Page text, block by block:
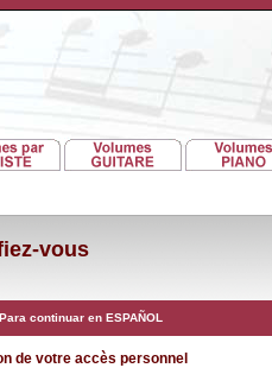
vous
Para continuar en ESPAÑOL
de votre accès personnel